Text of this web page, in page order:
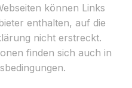
können Links
enthalten, auf die
nicht erstreckt.
finden sich auch in